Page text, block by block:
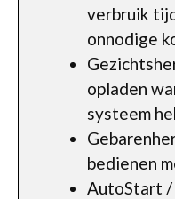
verbruik
onnodige
opladen
systeem
bedienen
AutoStart /